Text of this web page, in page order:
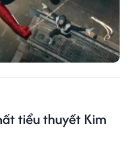
tiểu thuyết Kim